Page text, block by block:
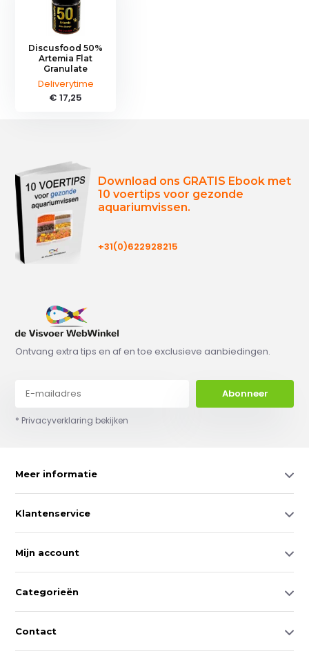
Discusfood 50%
Artemia Flat
Granulate
Deliverytime
€ 17,25
Download ons GRATIS Ebook met
10 voertips voor gezonde
aquariumvissen.
+31(0)622928215
Ontvang extra tips en af en toe exclusieve aanbiedingen.
Abonneer
* Privacyverklaring bekijken
Meer informatie
Klantenservice
Mijn account
Categorieën
Contact